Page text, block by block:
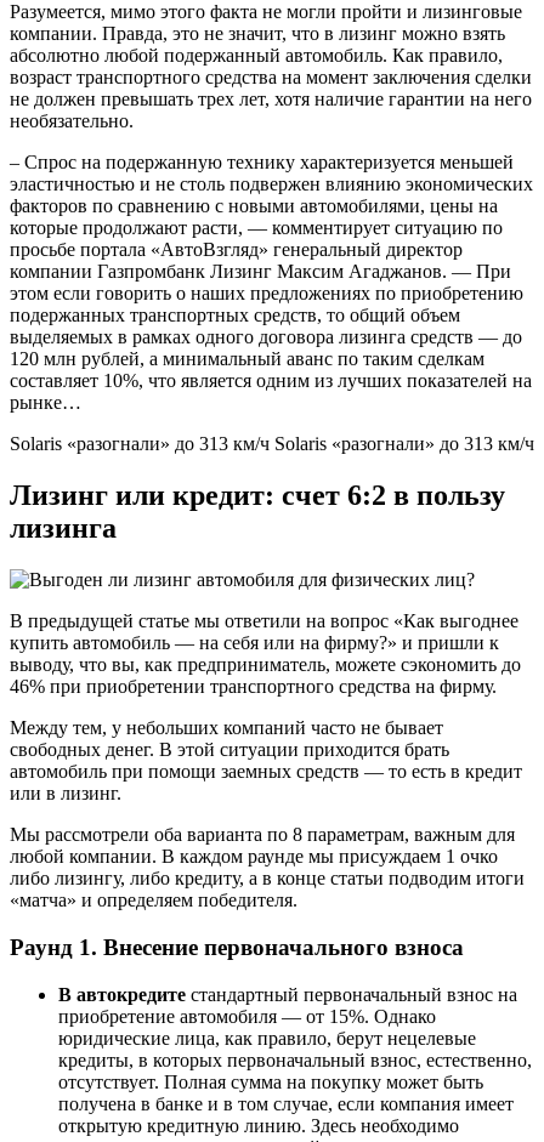
Разумеется, мимо этого факта не могли пройти и лизинговые
компании. Правда, это не значит, что в лизинг можно взять
абсолютно любой подержанный автомобиль. Как правило,
возраст транспортного средства на момент заключения сделки
не должен превышать трех лет, хотя наличие гарантии на него
необязательно.
– Спрос на подержанную технику характеризуется меньшей
эластичностью и не столь подвержен влиянию экономических
факторов по сравнению с новыми автомобилями, цены на
которые продолжают расти, — комментирует ситуацию по
просьбе портала «АвтоВзгляд» генеральный директор
компании Газпромбанк Лизинг Максим Агаджанов. — При
этом если говорить о наших предложениях по приобретению
подержанных транспортных средств, то общий объем
выделяемых в рамках одного договора лизинга средств — до
120 млн рублей, а минимальный аванс по таким сделкам
составляет 10%, что является одним из лучших показателей на
рынке…
Solaris «разогнали» до 313 км/ч Solaris «разогнали» до 313 км/ч
Лизинг или кредит: счет 6:2 в пользу
лизинга
В предыдущей статье мы ответили на вопрос «Как выгоднее
купить автомобиль — на себя или на фирму?» и пришли к
выводу, что вы, как предприниматель, можете сэкономить до
46% при приобретении транспортного средства на фирму.
Между тем, у небольших компаний часто не бывает
свободных денег. В этой ситуации приходится брать
автомобиль при помощи заемных средств — то есть в кредит
или в лизинг.
Мы рассмотрели оба варианта по 8 параметрам, важным для
любой компании. В каждом раунде мы присуждаем 1 очко
либо лизингу, либо кредиту, а в конце статьи подводим итоги
«матча» и определяем победителя.
Раунд 1. Внесение первоначального взноса
В автокредите стандартный первоначальный взнос на
приобретение автомобиля — от 15%. Однако
юридические лица, как правило, берут нецелевые
кредиты, в которых первоначальный взнос, естественно,
отсутствует. Полная сумма на покупку может быть
получена в банке и в том случае, если компания имеет
открытую кредитную линию. Здесь необходимо